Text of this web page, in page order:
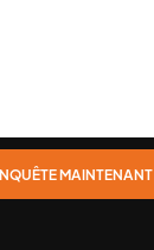
MAINTENANT